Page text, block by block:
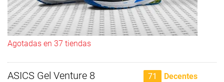
Agotadas en 37 tiendas
ASICS Gel Venture 8 71 Decentes